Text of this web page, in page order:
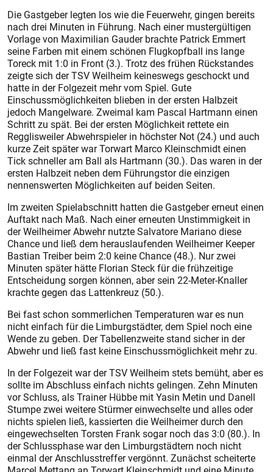
Die Gastgeber legten los wie die Feuerwehr, gingen bereits
nach drei Minuten in Führung. Nach einer mus­tergültigen
Vorlage von Maximilian Gauder brachte Patrick Emmert
seine Farben mit einem schönen Flugkopfball ins lange
Toreck mit 1:0 in Front (3.). Trotz des frühen Rückstandes
zeigte sich der TSV Weilheim keineswegs geschockt und
hatte in der Folgezeit mehr vom Spiel. Gute
Einschussmöglichkeiten blieben in der ersten Halbzeit
jedoch Mangelware. Zweimal kam Pascal Hartmann einen
Schritt zu spät. Bei der ersten Möglichkeit rettete ein
Regglisweiler Abwehrspieler in höchster Not (24.) und auch
kurze Zeit später war Torwart Marco Kleinschmidt einen
Tick schneller am Ball als Hartmann (30.). Das waren in der
ersten Halbzeit neben dem Führungstor die einzigen
nennenswerten Möglichkeiten auf beiden Seiten.
Im zweiten Spielabschnitt hatten die Gastgeber erneut einen
Auftakt nach Maß. Nach einer erneuten Unstimmigkeit in
der Weilheimer Abwehr nutzte Salvatore Mariano diese
Chance und ließ dem herauslaufenden Weilheimer Keeper
Bastian Treiber beim 2:0 keine Chance (48.). Nur zwei
Minuten später hätte Florian Steck für die frühzeitige
Entscheidung sorgen können, aber sein 22-Meter-Knaller
krachte gegen das Lattenkreuz (50.).
Bei fast schon sommerlichen Temperaturen war es nun
nicht einfach für die Limburgstädter, dem Spiel noch eine
Wende zu geben. Der Tabellenzweite stand sicher in der
Abwehr und ließ fast keine Einschussmöglichkeit mehr zu.
In der Folgezeit war der TSV Weilheim stets bemüht, aber es
sollte im Abschluss einfach nichts gelingen. Zehn Minuten
vor Schluss, als Trainer Hübbe mit Yasin Metin und Danell
Stumpe zwei weitere Stürmer einwechselte und alles oder
nichts spielen ließ, kassierten die Weilheimer durch den
eingewechselten Torsten Frank sogar noch das 3:0 (80.). In
der Schlussphase war den Limburgstädtern noch nicht
einmal der Anschlusstreffer vergönnt. Zunächst scheiterte